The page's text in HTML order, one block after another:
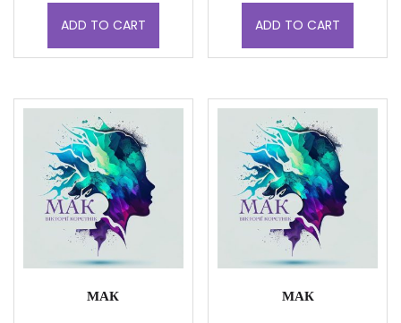
ADD TO CART ADD TO CART
МАК МАК